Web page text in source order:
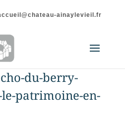
ainaylevieil.fr
du-berry-
patrimoine-en-